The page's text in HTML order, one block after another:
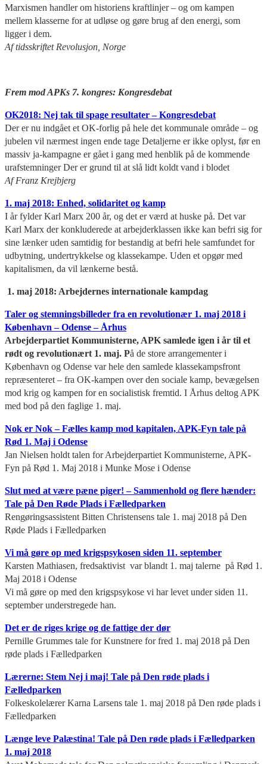
Marxismen handler om historiens kraftlinjer – og om kampen
mellem klasserne for at udløse og gøre brug af den energi, som
ligger i dem.
Af tidsskriftet Revolusjon, Norge
Frem mod APKs 7. kongres: Kongresdebat
OK2018: Nej tak til spage resultater – Kongresdebat
Der er nu indgået et OK-forlig på hele det kommunale område – og
jubelen vil nærmest ingen ende tage Detaljerne er ikke oplyst, før en
massiv ja-kampagne er gået i gang med henblik på de kommende
urafstemninger Der er grund til at slå lidt koldt vand i blodet
Af Franz Krejbjerg
1. maj 2018: Enhed, solidaritet og kamp
I år fylder Karl Marx 200 år, og det er værd at huske på. Det var
Karl Marx der konkluderede at arbejderklassen ikke kan befri sig for
sine lænker uden samtidig for bestandig at befri hele samfundet for
udbytning, undertrykkelse og klassekampe. Uden et opgør med
kapitalismen, da vil lænkerne bestå.
1. maj 2018: Arbejdernes internationale kampdag
Taler og stemningsbilleder fra en revolutionær 1. maj 2018 i
København – Odense – Århus
Arbejderpartiet Kommunisterne, APK samlede igen i år til et
rødt og revolutionært 1. maj. På de store arrangementer i
København og Odense var hele den samlede klassekampsfront
repræsenteret – fra OK-kampen over den sociale kamp, bevægelsen
mod krig og kampen for en socialistisk fremtid. I Århus deltog APK
med bod på den faglige 1. maj.
Nok er Nok – Fælles kamp mod kapitalen, APK-Fyn tale på
Rød 1. Maj i Odense
Jan Nielsen holdt talen for Arbejderpartiet Kommunisterne, APK-
Fyn på Rød 1. Maj 2018 i Munke Mose i Odense
Slut med at være pæne piger! – Sammenhold og flere hænder:
Tale på Den Røde Plads i Fælledparken
Rengøringsassistent Bitten Christensens tale 1. maj 2018 på Den
Røde Plads i Fælledparken
Vi må gøre op med krigspsykosen siden 11. september
Karsten Mathiasen, fredsaktivist var blandt 1. maj talerne på Rød 1.
Maj 2018 i Odense
Vi må gøre op med den krigspsykose vi har levet under siden 11.
september understregede han.
Det er de riges krige og de fattige der dør
Pernille Grummes tale for Kunstnere for fred 1. maj 2018 på Den
røde plads i Fælledparken
Lærerne: Stem Nej i maj! Tale på Den røde plads i
Fælledparken
Folkeskolelærer Karna Larsens tale 1. maj 2018 på Den røde plads i
Fælledparken
Længe leve Palæstina! Tale på Den røde plads i Fælledparken
1. maj 2018